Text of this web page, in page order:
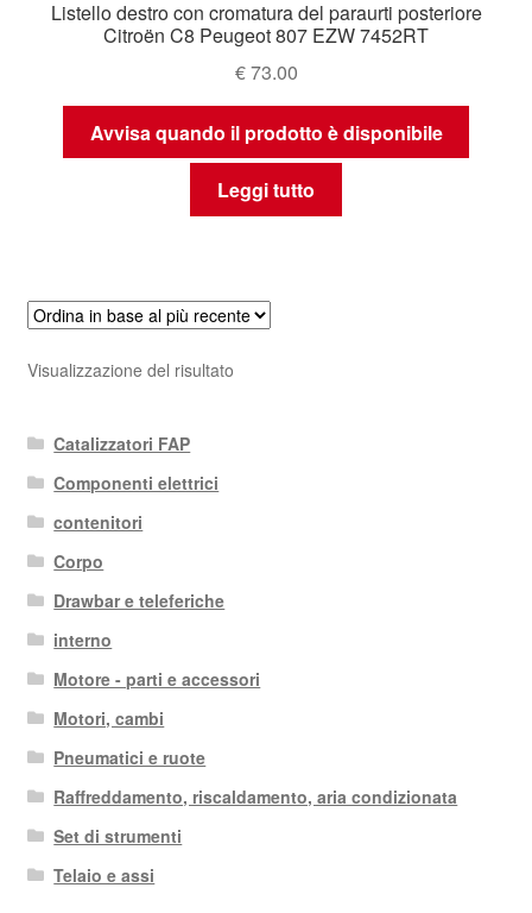
Listello destro con cromatura del paraurti posteriore
Citroën C8 Peugeot 807 EZW 7452RT
€73.00
Avvisa quando il prodotto è disponibile
Leggi tutto
Visualizzazione del risultato
Catalizzatori FAP
Componenti elettrici
contenitori
Corpo
Drawbar e teleferiche
interno
Motore - parti e accessori
Motori, cambi
Pneumatici e ruote
Raffreddamento, riscaldamento, aria condizionata
Set di strumenti
Telaio e assi